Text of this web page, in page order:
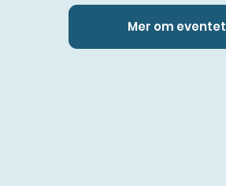
Mer om eventet